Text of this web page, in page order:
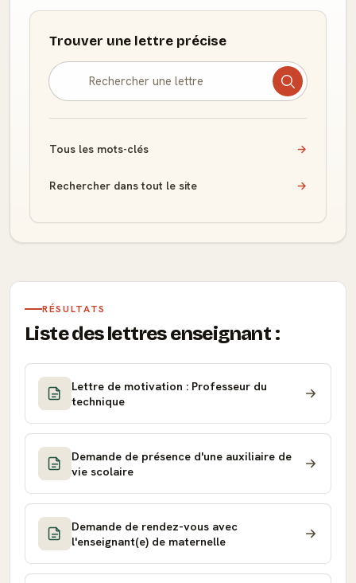
Trouver une lettre précise
Tous les mots-clés →
Rechercher dans tout le site →
RÉSULTATS
Liste des lettres enseignant :
Lettre de motivation : Professeur du
technique
Demande de présence d'une auxiliaire de
vie scolaire
Demande de rendez-vous avec
l'enseignant(e) de maternelle